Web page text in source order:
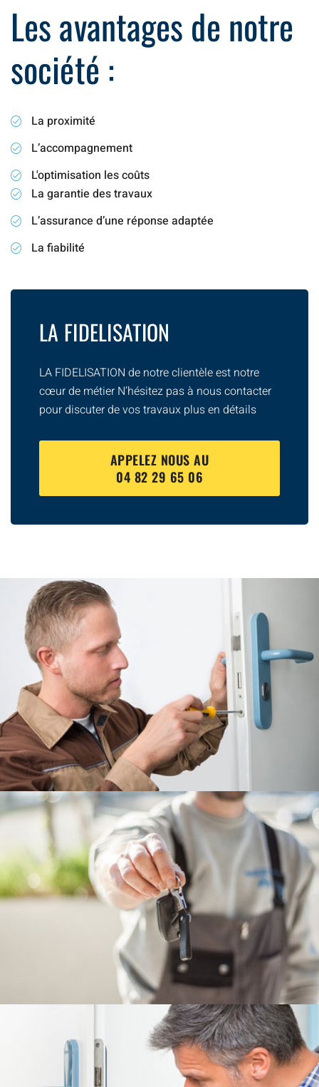
Les avantages de notre
société :
La proximité
L’accompagnement
L'optimisation les coûts
La garantie des travaux
L’assurance d’une réponse adaptée
La fiabilité
LA FIDELISATION
LA FIDELISATION de notre clientèle est notre
cœur de métier N’hésitez pas à nous contacter
pour discuter de vos travaux plus en détails
APPELEZ NOUS AU
04 82 29 65 06